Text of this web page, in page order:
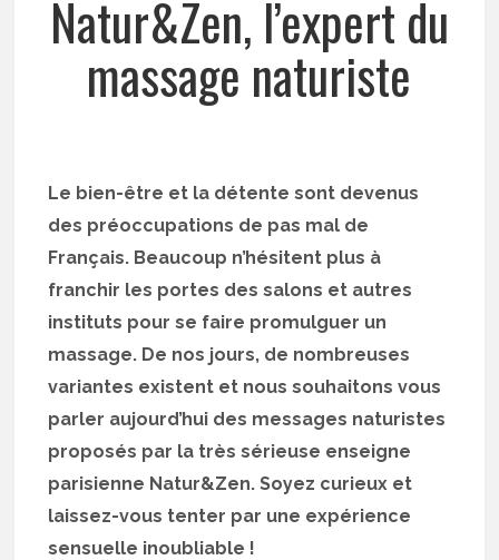
Natur&Zen, l’expert du
massage naturiste
Le bien-être et la détente sont devenus
des préoccupations de pas mal de
Français. Beaucoup n’hésitent plus à
franchir les portes des salons et autres
instituts pour se faire promulguer un
massage. De nos jours, de nombreuses
variantes existent et nous souhaitons vous
parler aujourd’hui des messages naturistes
proposés par la très sérieuse enseigne
parisienne Natur&Zen. Soyez curieux et
laissez-vous tenter par une expérience
sensuelle inoubliable !